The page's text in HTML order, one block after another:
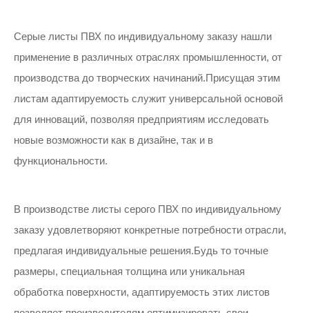
Серые листы ПВХ по индивидуальному заказу нашли
применение в различных отраслях промышленности, от
производства до творческих начинаний.Присущая этим
листам адаптируемость служит универсальной основой
для инноваций, позволяя предприятиям исследовать
новые возможности как в дизайне, так и в
функциональности.
В производстве листы серого ПВХ по индивидуальному
заказу удовлетворяют конкретные потребности отрасли,
предлагая индивидуальные решения.Будь то точные
размеры, специальная толщина или уникальная
обработка поверхности, адаптируемость этих листов